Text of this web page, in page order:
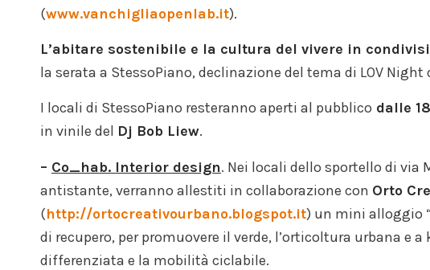
(www.vanchigliaopenlab.it).
L’abitare sostenibile e la cultura del vivere in
la serata a StessoPiano, declinazione del tema di LOV Night
I locali di StessoPiano resteranno aperti al pubblico dalle
in vinile del Dj Bob Liew.
– Co_hab. Interior design. Nei locali dello sportello di via
antistante, verranno allestiti in collaborazione con Orto
(http://ortocreativourbano.blogspot.it) un mini alloggio
di recupero, per promuovere il verde, l’orticoltura urbana e
differenziata e la mobilità ciclabile.